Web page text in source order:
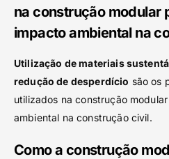
na construção modular
impacto ambiental na
Utilização de materiais
redução de desperdício são os
utilizados na construção
ambiental na construção civil.
Como a construção